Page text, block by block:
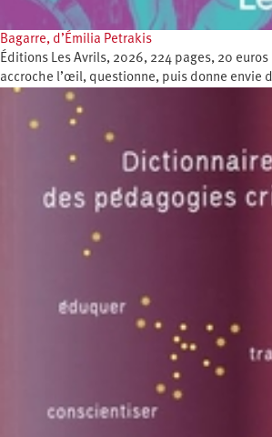
Bagarre, d’Émilia Petrakis
Éditions Les Avrils, 2026, 224 pages, 20
accroche l’œil, questionne, puis donne envie